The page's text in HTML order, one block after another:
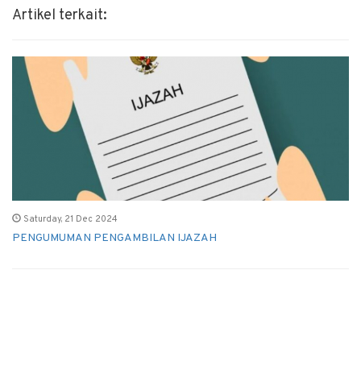
Artikel terkait:
Saturday, 21 Dec 2024
PENGUMUMAN PENGAMBILAN IJAZAH